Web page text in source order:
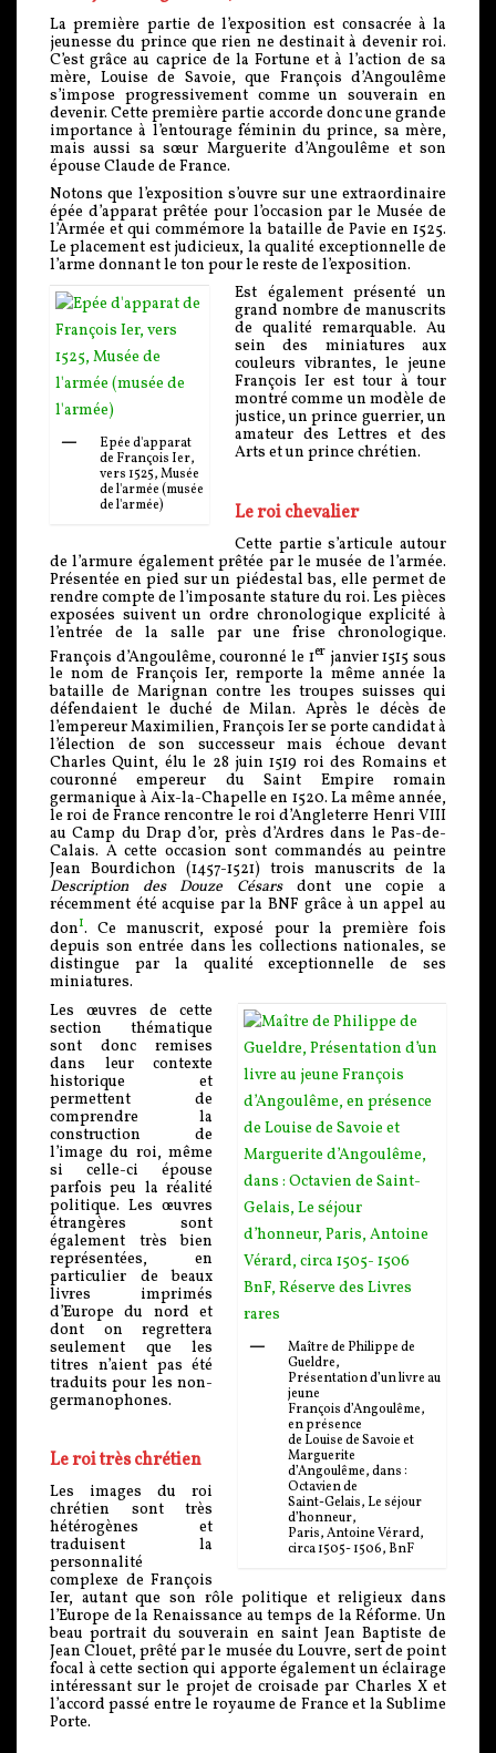
La première partie de l’exposition est consacrée à la
jeunesse du prince que rien ne destinait à devenir roi.
C’est grâce au caprice de la Fortune et à l’action de sa
mère, Louise de Savoie, que François d’Angoulême
s’impose progressivement comme un souverain en
devenir. Cette première partie accorde donc une grande
importance à l’entourage féminin du prince, sa mère,
mais aussi sa sœur Marguerite d’Angoulême et son
épouse Claude de France.
Notons que l’exposition s’ouvre sur une extraordinaire
épée d’apparat prêtée pour l’occasion par le Musée de
l’Armée et qui commémore la bataille de Pavie en 1525.
Le placement est judicieux, la qualité exceptionnelle de
l’arme donnant le ton pour le reste de l’exposition.
Epée d'apparat
de François Ier,
vers 1525, Musée
de l'armée (musée
de l'armée)
Est également présenté un
grand nombre de manuscrits
de qualité remarquable. Au
sein des miniatures aux
couleurs vibrantes, le jeune
François Ier est tour à tour
montré comme un modèle de
justice, un prince guerrier, un
amateur des Lettres et des
Arts et un prince chrétien.
Le roi chevalier
Cette partie s’articule autour
de l’armure également prêtée par le musée de l’armée.
Présentée en pied sur un piédestal bas, elle permet de
rendre compte de l’imposante stature du roi. Les pièces
exposées suivent un ordre chronologique explicité à
l’entrée de la salle par une frise chronologique.
François d’Angoulême, couronné le 1erjanvier 1515 sous
le nom de François Ier, remporte la même année la
bataille de Marignan contre les troupes suisses qui
défendaient le duché de Milan. Après le décès de
l’empereur Maximilien, François Ier se porte candidat à
l’élection de son successeur mais échoue devant
Charles Quint, élu le 28 juin 1519 roi des Romains et
couronné empereur du Saint Empire romain
germanique à Aix-la-Chapelle en 1520. La même année,
le roi de France rencontre le roi d’Angleterre Henri VIII
au Camp du Drap d’or, près d’Ardres dans le Pas-de-
Calais. A cette occasion sont commandés au peintre
Jean Bourdichon (1457-1521) trois manuscrits de la
Description des Douze Césars dont une copie a
récemment été acquise par la BNF grâce à un appel au
don1. Ce manuscrit, exposé pour la première fois
depuis son entrée dans les collections nationales, se
distingue par la qualité exceptionnelle de ses
miniatures.
Maître de Philippe de
Gueldre,
Présentation d’un livre au
jeune
François d’Angoulême,
en présence
de Louise de Savoie et
Marguerite
d’Angoulême, dans :
Octavien de
Saint-Gelais, Le séjour
d’honneur,
Paris, Antoine Vérard,
circa 1505- 1506, BnF
Les œuvres de cette
section thématique
sont donc remises
dans leur contexte
historique et
permettent de
comprendre la
construction de
l’image du roi, même
si celle-ci épouse
parfois peu la réalité
politique. Les œuvres
étrangères sont
également très bien
représentées, en
particulier de beaux
livres imprimés
d’Europe du nord et
dont on regrettera
seulement que les
titres n’aient pas été
traduits pour les non-
germanophones.
Le roi très chrétien
Les images du roi
chrétien sont très
hétérogènes et
traduisent la
personnalité
complexe de François
Ier, autant que son rôle politique et religieux dans
l’Europe de la Renaissance au temps de la Réforme. Un
beau portrait du souverain en saint Jean Baptiste de
Jean Clouet, prêté par le musée du Louvre, sert de point
focal à cette section qui apporte également un éclairage
intéressant sur le projet de croisade par Charles X et
l’accord passé entre le royaume de France et la Sublime
Porte.